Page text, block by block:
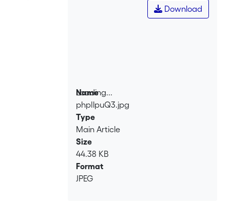
Loading...
Loading...
Download
Name
phpIlpuQ3.jpg
Type
Main Article
Size
44.38 KB
Format
JPEG